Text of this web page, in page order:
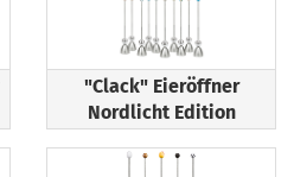
"Clack" Eieröffner
Nordlicht Edition